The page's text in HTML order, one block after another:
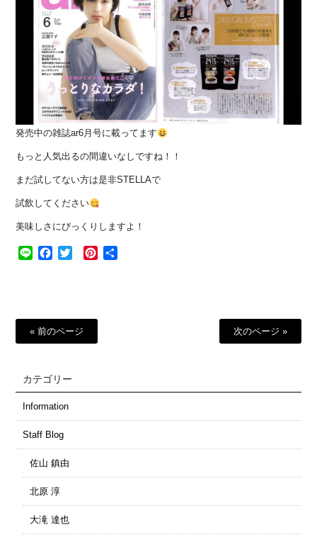
発売中の雑誌ar6月号に載ってます
もっと人気出るの間違いなしですね！！
まだ試してない方は是非STELLAで
試飲してください
美味しさにびっくりしますよ！
Line Facebook
Twitter Pinterest
« 前のページ 次のページ »
カテゴリー
Information
Staff Blog
佐山 鎮由
北原 淳
大滝 達也